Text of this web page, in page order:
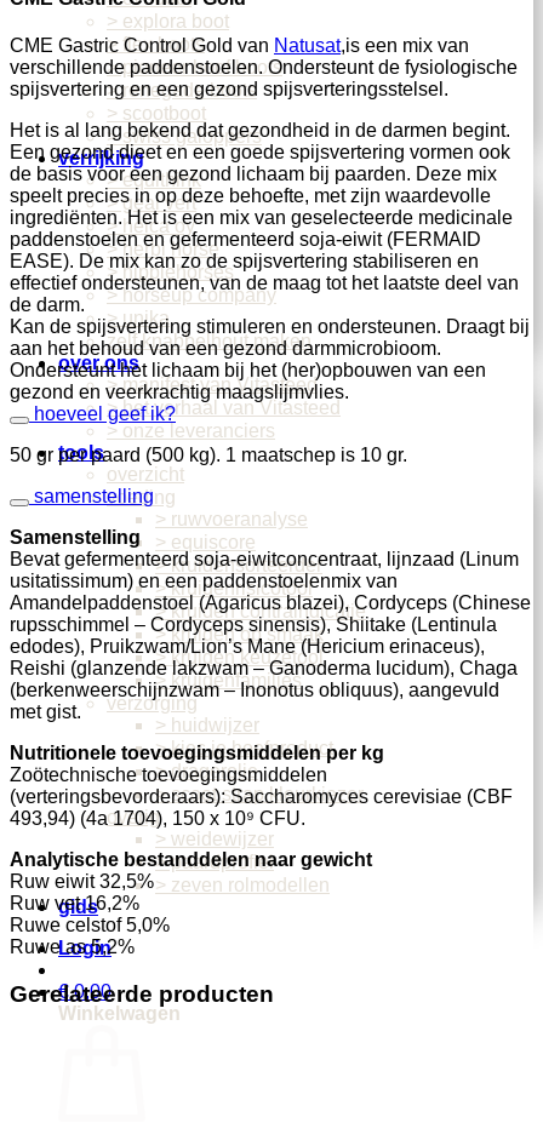
> explora boot
> flex boots
> pioneer hoof boots
> renegade boots
> scootboot
> swiss galoppers
verrijking
> equithink
> geai vert
> heica oy
> herbi horse
> hippiehorses
> horseup company
> unika
zelf knabbelhout maken
over ons
> manifest van Vitasteed
> het verhaal van Vitasteed
> onze leveranciers
tools
overzicht
voeding
> ruwvoeranalyse
> equiscore
> kruidensorteerder
> kruidenrisicotool
> kruiden contraindicatie
> kruiden op smaak
> kruiden keuzetool
> kruidenfamilies
verzorging
> huidwijzer
> kies je hoefproduct
> dragerolie
> scoot strap kleurkiezer
overig
> weidewijzer
> paardprofiel
> zeven rolmodellen
gids
Login
€0,00
Winkelwagen
CME Gastric Control Gold van Natusat,is een mix van
verschillende paddenstoelen. Ondersteunt de fysiologische
spijsvertering en een gezond spijsverteringsstelsel.
Het is al lang bekend dat gezondheid in de darmen begint.
Een gezond dieet en een goede spijsvertering vormen ook
de basis voor een gezond lichaam bij paarden. Deze mix
speelt precies in op deze behoefte, met zijn waardevolle
ingrediënten. Het is een mix van geselecteerde medicinale
paddenstoelen en gefermenteerd soja-eiwit (FERMAID
EASE). De mix kan zo de spijsvertering stabiliseren en
effectief ondersteunen, van de maag tot het laatste deel van
de darm.
Kan de spijsvertering stimuleren en ondersteunen. Draagt ​​bij
aan het behoud van een gezond darmmicrobioom.
Ondersteunt het lichaam bij het (her)opbouwen van een
gezond en veerkrachtig maagslijmvlies.
hoeveel geef ik?
50 gr per paard (500 kg). 1 maatschep is 10 gr.
samenstelling
Samenstelling
Bevat gefermenteerd soja-eiwitconcentraat, lijnzaad (Linum
usitatissimum) en een paddenstoelenmix van
Amandelpaddenstoel (Agaricus blazei), Cordyceps (Chinese
rupsschimmel – Cordyceps sinensis), Shiitake (Lentinula
edodes), Pruikzwam/Lion’s Mane (Hericium erinaceus),
Reishi (glanzende lakzwam – Ganoderma lucidum), Chaga
(berkenweerschijnzwam – Inonotus obliquus), aangevuld
met gist.
Nutritionele toevoegingsmiddelen per kg
Zoötechnische toevoegingsmiddelen
(verteringsbevorderaars): Saccharomyces cerevisiae (CBF
493,94) (4a 1704), 150 x 10⁹ CFU.
Analytische bestanddelen naar gewicht
Ruw eiwit 32,5%
Ruw vet 16,2%
Ruwe celstof 5,0%
Ruwe as 5,2%
Gerelateerde producten